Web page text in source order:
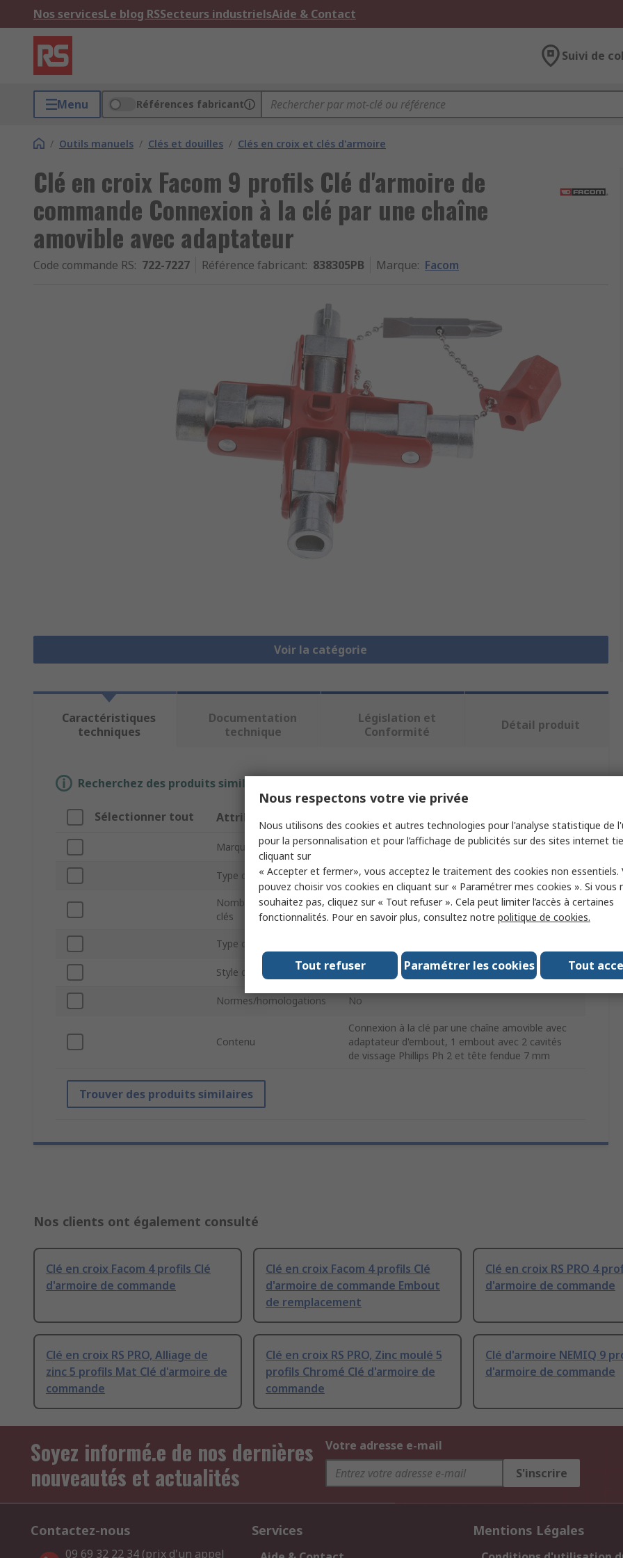
Nos servicesLe blog RSSecteurs industrielsAide & Contact
Suivi de
Menu Références fabricant
/ Outils manuels / Clés et douilles / Clés en croix et clés d'armoire
Clé en croix Facom 9 profils Clé d'armoire de
commande Connexion à la clé par une chaîne
amovible avec adaptateur
Code commande RS: 722-7227 Référence fabricant: 838305PB Marque: Facom
Voir la catégorie
Caractéristiques
techniques
Documentation
technique
Législation et
Conformité
Détail produit
Recherchez des produits similaires en sélectionnant un ou plusieurs attributs.
Sélectionner tout Attribut
Marque Facom
Type de produit Clé en croix
Nombre de profils de
clés
9
Type de clé
Style de pointe Fendu
Normes/homologations No
Contenu
Connexion à la clé par une chaîne amovible avec
adaptateur d'embout, 1 embout avec 2 cavités
de vissage Phillips Ph 2 et tête fendue 7 mm
Trouver des produits similaires
Nos clients ont également consulté
Clé en croix Facom 4 profils Clé
d'armoire de commande
Clé en croix Facom 4 profils Clé
d'armoire de commande Embout
de remplacement
Clé en croix RS PRO 4
d'armoire de commande
Clé en croix RS PRO, Alliage de
zinc 5 profils Mat Clé d'armoire de
commande
Clé en croix RS PRO, Zinc moulé 5
profils Chromé Clé d'armoire de
commande
Clé d'armoire NEMIQ 9
d'armoire de commande
Soyez informé.e de nos dernières
nouveautés et actualités
Votre adresse e-mail
S'inscrire
Contactez-nous
09 69 32 22 34 (prix d'un appel
Services Mentions Légales
Nous respectons votre vie privée
Nous utilisons des cookies et autres technologies pour l'analyse statistique de
pour la personnalisation et pour l’affichage de publicités sur des sites internet
cliquant sur
« Accepter et fermer», vous acceptez le traitement des cookies non essentiels.
pouvez choisir vos cookies en cliquant sur « Paramétrer mes cookies ». Si vous
souhaitez pas, cliquez sur « Tout refuser ». Cela peut limiter l’accès à certaines
fonctionnalités. Pour en savoir plus, consultez notre politique de cookies.
Tout
Paramétrer les cookies
Tout refuser